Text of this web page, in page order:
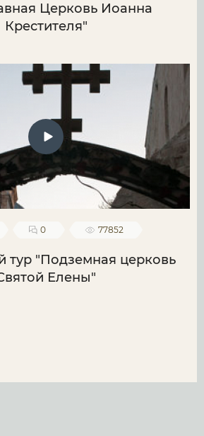
Церковь Иоанна
Крестителя"
0 77852
тур "Подземная церковь
Елены"